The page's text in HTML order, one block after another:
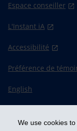
We use cookies
Espace conseiller
L'Instant iA
Accessibilité
Préférence de
English